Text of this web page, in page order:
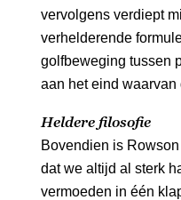
vervolgens verdiept
verhelderende
golfbeweging tussen
aan het eind
Heldere filosofie
Bovendien is
dat we altijd al sterk
vermoeden in één